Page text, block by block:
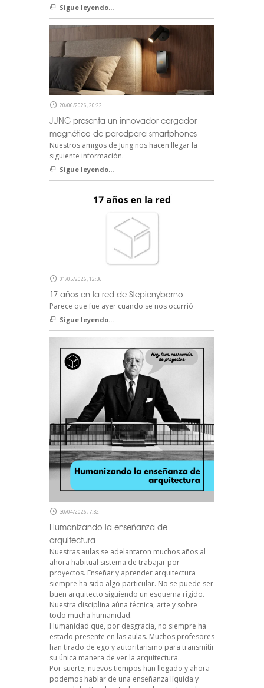
Sigue leyendo...
20/06/2026, 20:22
JUNG presenta un innovador cargador
magnético de paredpara smartphones
Nuestros amigos de Jung nos hacen llegar la
siguiente información.
Sigue leyendo...
01/05/2026, 12:36
17 años en la red de Stepienybarno
Parece que fue ayer cuando se nos ocurrió
Sigue leyendo...
30/04/2026, 7:32
Humanizando la enseñanza de
arquitectura
Nuestras aulas se adelantaron muchos años al
ahora habitual sistema de trabajar por
proyectos. Enseñar y aprender arquitectura
siempre ha sido algo particular. No se puede ser
buen arquitecto siguiendo un esquema rígido.
Nuestra disciplina aúna técnica, arte y sobre
todo mucha humanidad.
Humanidad que, por desgracia, no siempre ha
estado presente en las aulas. Muchos profesores
han tirado de ego y autoritarismo para transmitir
su única manera de ver la arquitectura.
Por suerte, nuevos tiempos han llegado y ahora
podemos hablar de una enseñanza líquida y